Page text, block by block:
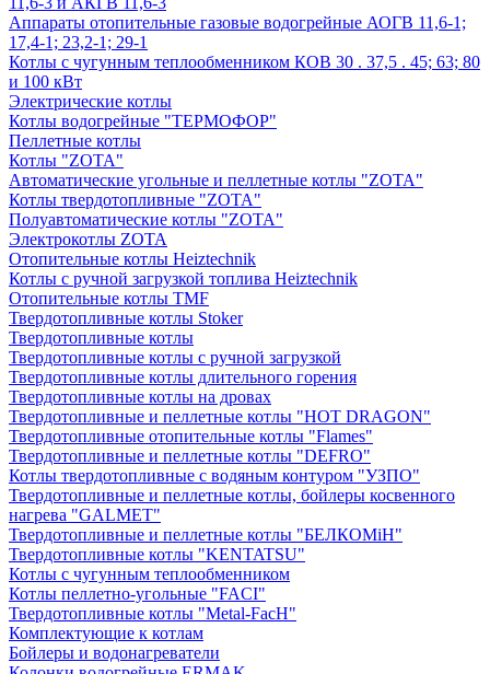
Аппараты отопительные газовые водогрейные АОГВ 11,6-1;
17,4-1; 23,2-1; 29-1
Котлы с чугунным теплообменником КОВ 30 . 37,5 . 45; 63; 80
и 100 кВт
Электрические котлы
Котлы водогрейные "ТЕРМОФОР"
Пеллетные котлы
Котлы "ZOTA"
Автоматические угольные и пеллетные котлы "ZOTA"
Котлы твердотопливные "ZOTA"
Полуавтоматические котлы "ZOTA"
Электрокотлы ZOTA
Отопительные котлы Heiztechnik
Котлы с ручной загрузкой топлива Heiztechnik
Отопительные котлы TMF
Твердотопливные котлы Stoker
Твердотопливные котлы
Твердотопливные котлы с ручной загрузкой
Твердотопливные котлы длительного горения
Твердотопливные котлы на дровах
Твердотопливные и пеллетные котлы "HOT DRAGON"
Твердотопливные отопительные котлы "Flames"
Твердотопливные и пеллетные котлы "DEFRO"
Котлы твердотопливные с водяным контуром "УЗПО"
Твердотопливные и пеллетные котлы, бойлеры косвенного
нагрева "GALMET"
Твердотопливные и пеллетные котлы "БЕЛКОМiН"
Твердотопливные котлы "KENTATSU"
Котлы с чугунным теплообменником
Котлы пеллетно-угольные "FACI"
Твердотопливные котлы "Metal-FacH"
Комплектующие к котлам
Бойлеры и водонагреватели